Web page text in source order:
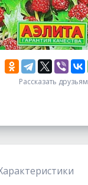
Рассказать друзьям